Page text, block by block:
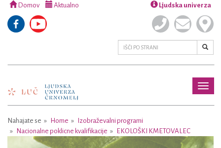
Domov Aktualno Ljudska univerza
Nahajate se Home
Izobraževalni programi
Nacionalne poklicne kvalifikacije
EKOLOŠKI KMETOVALEC
Previous Next